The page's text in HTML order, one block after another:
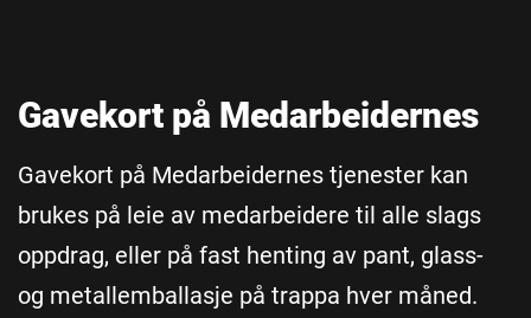
Gavekort på Medarbeidernes
Gavekort på Medarbeidernes tjenester kan
brukes på leie av medarbeidere til alle slags
oppdrag, eller på fast henting av pant, glass-
og metallemballasje på trappa hver måned.